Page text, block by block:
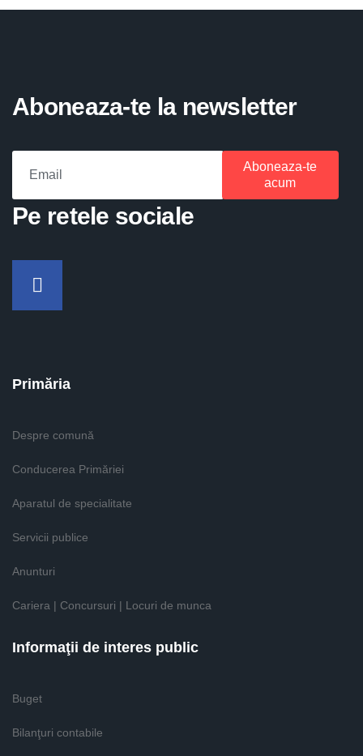
Aboneaza-te la newsletter
Aboneaza-te
acum
Pe retele sociale
Facebook
Primăria
Despre comună
Conducerea Primăriei
Aparatul de specialitate
Servicii publice
Anunturi
Cariera | Concursuri | Locuri de munca
Informaţii de interes public
Buget
Bilanţuri contabile